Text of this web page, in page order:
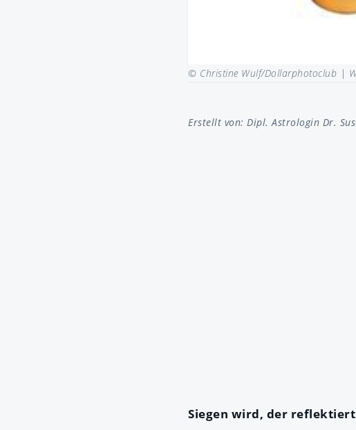
© Christine Wulf/Dollarphotoclub |
Erstellt von: Dipl. Astrologin Dr.
Siegen wird, der